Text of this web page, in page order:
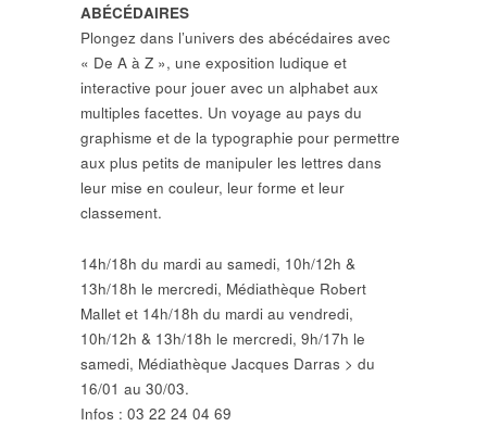
ABÉCÉDAIRES
Plongez dans l’univers des abécédaires avec
« De A à Z », une exposition ludique et
interactive pour jouer avec un alphabet aux
multiples facettes. Un voyage au pays du
graphisme et de la typographie pour permettre
aux plus petits de manipuler les lettres dans
leur mise en couleur, leur forme et leur
classement.
14h/18h du mardi au samedi, 10h/12h &
13h/18h le mercredi, Médiathèque Robert
Mallet et 14h/18h du mardi au vendredi,
10h/12h & 13h/18h le mercredi, 9h/17h le
samedi, Médiathèque Jacques Darras > du
16/01 au 30/03.
Infos : 03 22 24 04 69